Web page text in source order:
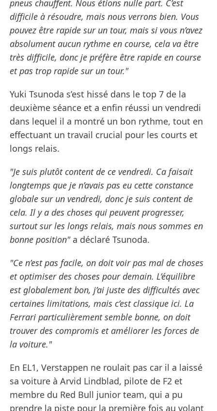
pneus chauffent. Nous étions nulle part. C’est
difficile à résoudre, mais nous verrons bien. Vous
pouvez être rapide sur un tour, mais si vous n’avez
absolument aucun rythme en course, cela va être
très difficile, donc je préfère être rapide en course
et pas trop rapide sur un tour."
Yuki Tsunoda s’est hissé dans le top 7 de la
deuxième séance et a enfin réussi un vendredi
dans lequel il a montré un bon rythme, tout en
effectuant un travail crucial pour les courts et
longs relais.
"Je suis plutôt content de ce vendredi. Ca faisait
longtemps que je n’avais pas eu cette constance
globale sur un vendredi, donc je suis content de
cela. Il y a des choses qui peuvent progresser,
surtout sur les longs relais, mais nous sommes en
bonne position"a déclaré Tsunoda.
"Ce n’est pas facile, on doit voir pas mal de choses
et optimiser des choses pour demain. L’équilibre
est globalement bon, j’ai juste des difficultés avec
certaines limitations, mais c’est classique ici. La
Ferrari particulièrement semble bonne, on doit
trouver des compromis et améliorer les forces de
la voiture."
En EL1, Verstappen ne roulait pas car il a laissé
sa voiture à Arvid Lindblad, pilote de F2 et
membre du Red Bull junior team, qui a pu
prendre la piste pour la première fois au volant